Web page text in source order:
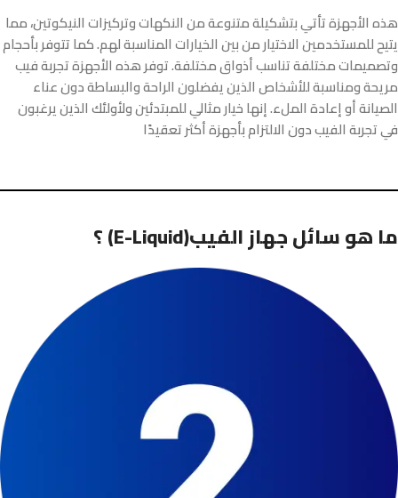
هذه الأجهزة تأتي بتشكيلة متنوعة من النكهات وتركيزات النيكوتين، مما
يتيح للمستخدمين الاختيار من بين الخيارات المناسبة لهم. كما تتوفر بأحجام
وتصميمات مختلفة تناسب أذواق مختلفة. توفر هذه الأجهزة تجربة فيب
مريحة ومناسبة للأشخاص الذين يفضلون الراحة والبساطة دون عناء
الصيانة أو إعادة الملء. إنها خيار مثالي للمبتدئين ولأولئك الذين يرغبون
في تجربة الفيب دون الالتزام بأجهزة أكثر تعقيدًا
؟ (E-Liquid)ما هو سائل جهاز الفيب